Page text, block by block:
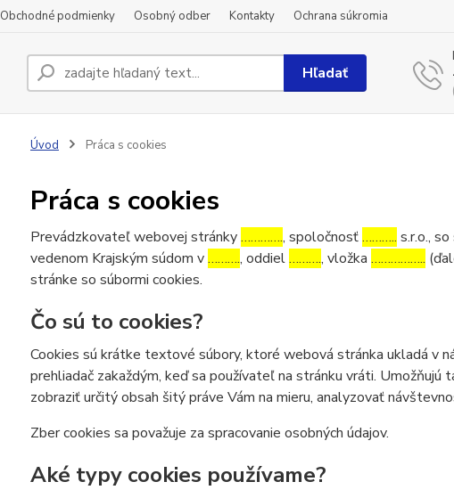
Obchodné podmienky Osobný odber Kontakty Ochrana súkromia
Hľadať
Úvod Práca s cookies
Práca s cookies
Prevádzkovateľ webovej stránky…………., spoločnosť……….. s.r.o.,
vedenom Krajským súdom v………., oddiel………., vložka ……………..
stránke so súbormi cookies.
Čo sú to cookies?
Cookies sú krátke textové súbory, ktoré webová stránka ukladá v
prehliadač zakaždým, keď sa používateľ na stránku vráti.
zobraziť určitý obsah šitý práve Vám na mieru, analyzovať
Zber cookies sa považuje za spracovanie osobných údajov.
Aké typy cookies používame?